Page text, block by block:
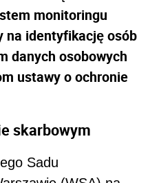
monitoringu
na identyfikację osób
danych osobowych
ustawy o ochronie
skarbowym
Sadu